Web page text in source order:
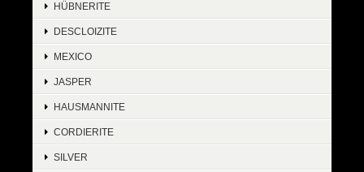
HÜBNERITE
DESCLOIZITE
MEXICO
JASPER
HAUSMANNITE
CORDIERITE
SILVER